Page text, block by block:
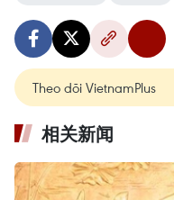
Theo dõi VietnamPlus
相关新闻